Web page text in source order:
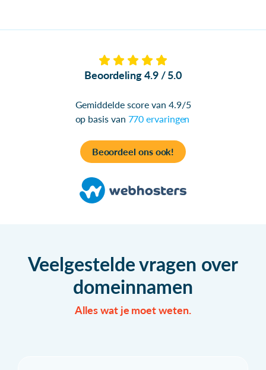
Beoordeling 4.9 / 5.0
Gemiddelde score van 4.9/5
op basis van 770 ervaringen
Beoordeel ons ook!
Veelgestelde vragen over
domeinnamen
Alles wat je moet weten.